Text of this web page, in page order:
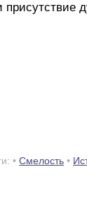
присутствие
•Смелость •